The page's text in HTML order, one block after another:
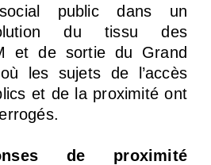
public dans un
du tissu des
et de sortie du Grand
les sujets de l’accès
et de la proximité ont
de proximité